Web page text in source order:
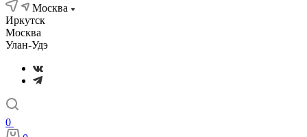
Москва
Иркутск
Москва
Улан-Удэ
0